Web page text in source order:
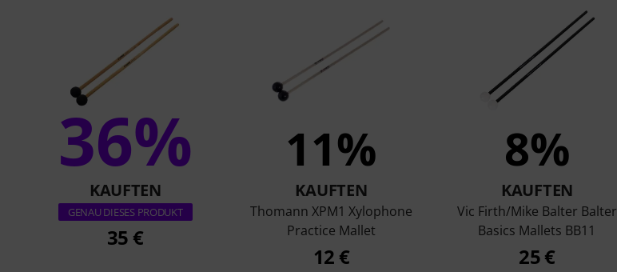
36%
KAUFTEN
GENAU DIESES PRODUKT
35 €
11%
KAUFTEN
Thomann XPM1 Xylophone
Practice Mallet
12 €
8%
KAUFTEN
Vic Firth/Mike Balter Balter
Basics Mallets BB11
25 €